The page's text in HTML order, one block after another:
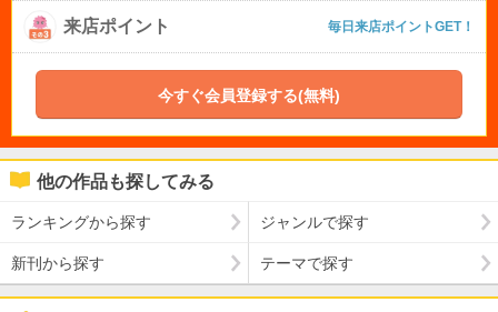
来店ポイント 毎日来店ポイントGET！
今すぐ会員登録する(無料)
他の作品も探してみる
ランキングから探す ジャンルで探す
新刊から探す テーマで探す